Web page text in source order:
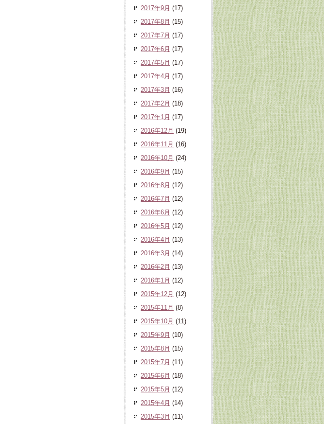
2017年9月 (17)
2017年8月 (15)
2017年7月 (17)
2017年6月 (17)
2017年5月 (17)
2017年4月 (17)
2017年3月 (16)
2017年2月 (18)
2017年1月 (17)
2016年12月 (19)
2016年11月 (16)
2016年10月 (24)
2016年9月 (15)
2016年8月 (12)
2016年7月 (12)
2016年6月 (12)
2016年5月 (12)
2016年4月 (13)
2016年3月 (14)
2016年2月 (13)
2016年1月 (12)
2015年12月 (12)
2015年11月 (8)
2015年10月 (11)
2015年9月 (10)
2015年8月 (15)
2015年7月 (11)
2015年6月 (18)
2015年5月 (12)
2015年4月 (14)
2015年3月 (11)